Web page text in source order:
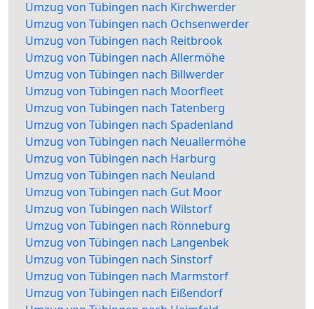
Umzug von Tübingen nach Kirchwerder
Umzug von Tübingen nach Ochsenwerder
Umzug von Tübingen nach Reitbrook
Umzug von Tübingen nach Allermöhe
Umzug von Tübingen nach Billwerder
Umzug von Tübingen nach Moorfleet
Umzug von Tübingen nach Tatenberg
Umzug von Tübingen nach Spadenland
Umzug von Tübingen nach Neuallermöhe
Umzug von Tübingen nach Harburg
Umzug von Tübingen nach Neuland
Umzug von Tübingen nach Gut Moor
Umzug von Tübingen nach Wilstorf
Umzug von Tübingen nach Rönneburg
Umzug von Tübingen nach Langenbek
Umzug von Tübingen nach Sinstorf
Umzug von Tübingen nach Marmstorf
Umzug von Tübingen nach Eißendorf